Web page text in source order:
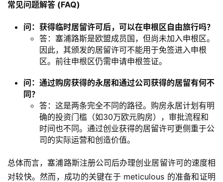
​常见问题解答 (FAQ)​
问：获得临时居留许可后，可以在申根区自由旅行吗？​
答：塞浦路斯是欧盟成员国，但尚未加入申根区。
因此，其颁发的居留许可不能用于免签进入申根
区。前往申根区仍需申请申根签证。
​问：通过购房获得的永居和通过公司获得的居留有何不
同？​
答：这是两条完全不同的路径。购房永居计划有明
确的投资门槛（如30万欧元购房），审批流程和
时间也不同。通过创业获得的居留许可更侧重于公
司的实际运营和创造价值。
总体而言，塞浦路斯注册公司后办理创业居留许可的速度相
对较快。然而，成功的关键在于 meticulous 的准备和证明